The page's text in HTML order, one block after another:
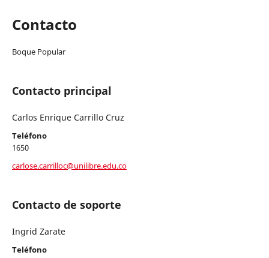
Contacto
Boque Popular
Contacto principal
Carlos Enrique Carrillo Cruz
Teléfono
1650
carlose.carrilloc@unilibre.edu.co
Contacto de soporte
Ingrid Zarate
Teléfono